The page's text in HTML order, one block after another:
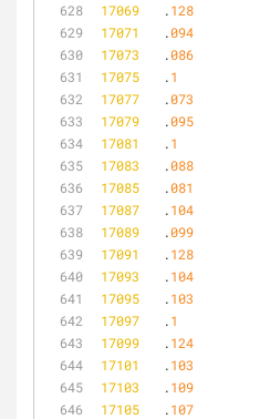
17069
	.
128
17071
	.
094
17073
	.
086
17075
	.
1
17077
	.
073
17079
	.
095
17081
	.
1
17083
	.
088
17085
	.
081
17087
	.
104
17089
	.
099
17091
	.
128
17093
	.
104
17095
	.
103
17097
	.
1
17099
	.
124
17101
	.
103
17103
	.
109
17105
	.
107